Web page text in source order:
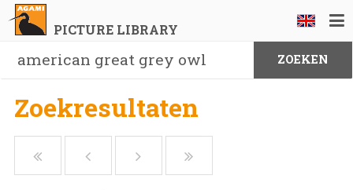
PICTURE LIBRARY
Zoekresultaten